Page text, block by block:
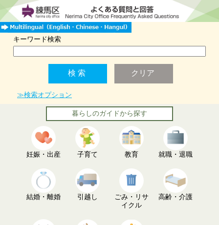
キーワード検索
≫検索オプション
暮らしのガイドから探す
妊娠・出産 子育て 教育 就職・退職
結婚・離婚 引越し
ごみ・リサ
イクル
高齢・介護